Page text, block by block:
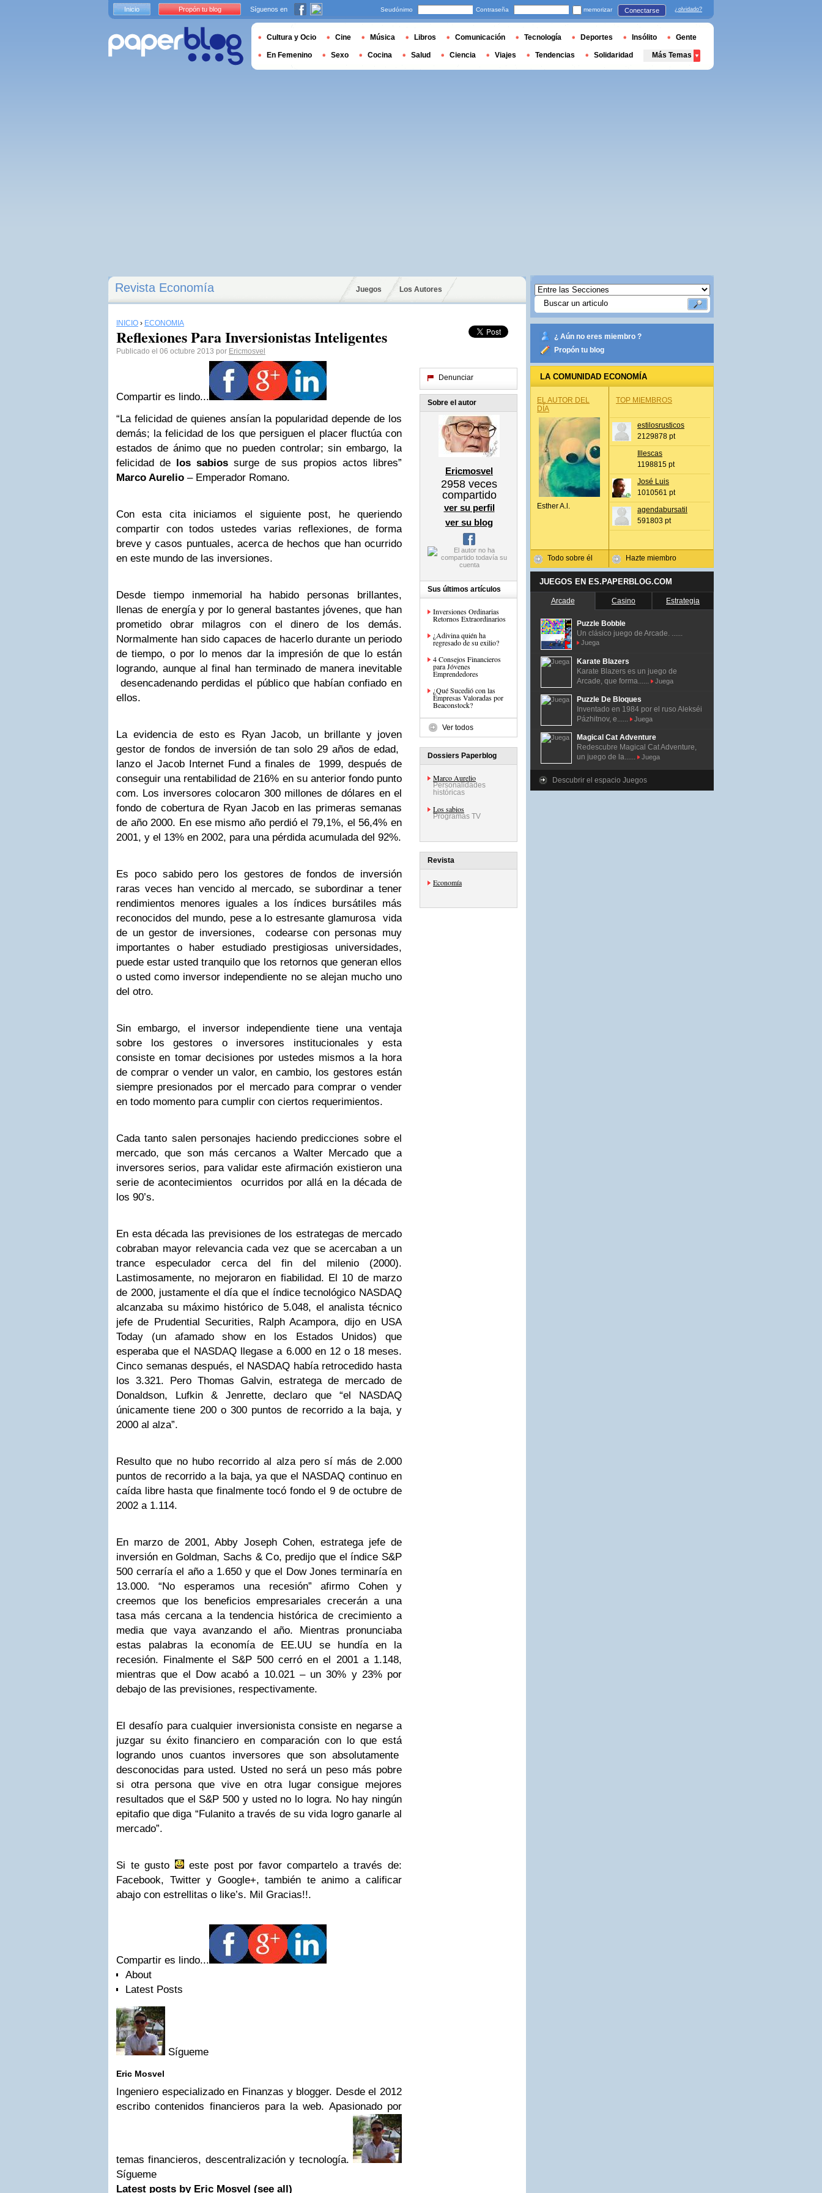
Revista Economía Juegos Los Autores
INICIO › ECONOMÍA
Reflexiones Para Inversionistas Inteligentes
Publicado el 06 octubre 2013 por Ericmosvel
Compartir es lindo...
“La felicidad de quienes ansían la popularidad depende de los
demás; la felicidad de los que persiguen el placer fluctúa con
estados de ánimo que no pueden controlar; sin embargo, la
felicidad de los sabios surge de sus propios actos libres”
Marco Aurelio – Emperador Romano.
Con esta cita iniciamos el siguiente post, he queriendo
compartir con todos ustedes varias reflexiones, de forma
breve y casos puntuales, acerca de hechos que han ocurrido
en este mundo de las inversiones.
Desde tiempo inmemorial ha habido personas brillantes,
llenas de energía y por lo general bastantes jóvenes, que han
prometido obrar milagros con el dinero de los demás.
Normalmente han sido capaces de hacerlo durante un periodo
de tiempo, o por lo menos dar la impresión de que lo están
logrando, aunque al final han terminado de manera inevitable
desencadenando perdidas el público que habían confiado en
ellos.
La evidencia de esto es Ryan Jacob, un brillante y joven
gestor de fondos de inversión de tan solo 29 años de edad,
lanzo el Jacob Internet Fund a finales de 1999, después de
conseguir una rentabilidad de 216% en su anterior fondo punto
com. Los inversores colocaron 300 millones de dólares en el
fondo de cobertura de Ryan Jacob en las primeras semanas
de año 2000. En ese mismo año perdió el 79,1%, el 56,4% en
2001, y el 13% en 2002, para una pérdida acumulada del 92%.
Es poco sabido pero los gestores de fondos de inversión
raras veces han vencido al mercado, se subordinar a tener
rendimientos menores iguales a los índices bursátiles más
reconocidos del mundo, pese a loestresante glamurosa vida
de un gestor de inversiones, codearse con personas muy
importantes o haber estudiado prestigiosas universidades,
puede estar usted tranquilo que los retornos que generan ellos
o usted como inversor independiente no se alejan mucho uno
del otro.
Sin embargo, el inversor independiente tiene una ventaja
sobre los gestores o inversores institucionales y esta
consiste en tomar decisiones por ustedes mismos a la hora
de comprar o vender un valor, en cambio, los gestores están
siempre presionados por el mercado para comprar o vender
en todo momento para cumplir con ciertos requerimientos.
Cada tanto salen personajes haciendo predicciones sobre el
mercado, que son más cercanos a Walter Mercado que a
inversores serios, para validar este afirmación existieron una
serie de acontecimientos ocurridos por allá en la década de
los 90’s.
En esta década las previsiones de los estrategas de mercado
cobraban mayor relevancia cada vez que se acercaban a un
trance especulador cerca del fin del milenio (2000).
Lastimosamente, no mejoraron en fiabilidad. El 10 de marzo
de 2000, justamente el día que el índice tecnológico NASDAQ
alcanzaba su máximo histórico de 5.048, el analista técnico
jefe de Prudential Securities, Ralph Acampora, dijo en USA
Today (un afamado show en los Estados Unidos) que
esperaba que el NASDAQ llegase a 6.000 en 12 o 18 meses.
Cinco semanas después, el NASDAQ había retrocedido hasta
los 3.321. Pero Thomas Galvin, estratega de mercado de
Donaldson, Lufkin & Jenrette, declaro que “el NASDAQ
únicamente tiene 200 o 300 puntos de recorrido a la baja, y
2000 al alza”.
Resulto que no hubo recorrido al alza pero sí más de 2.000
puntos de recorrido a la baja, ya que el NASDAQ continuo en
caída libre hasta que finalmente tocó fondo el 9 de octubre de
2002 a 1.114.
En marzo de 2001, Abby Joseph Cohen, estratega jefe de
inversión en Goldman, Sachs & Co, predijo que el índice S&P
500 cerraría el año a 1.650 y que el Dow Jones terminaría en
13.000. “No esperamos una recesión” afirmo Cohen y
creemos que los beneficios empresariales crecerán a una
tasa más cercana a la tendencia histórica de crecimiento a
media que vaya avanzando el año. Mientras pronunciaba
estas palabras la economía de EE.UU se hundía en la
recesión. Finalmente el S&P 500 cerró en el 2001 a 1.148,
mientras que el Dow acabó a 10.021 – un 30% y 23% por
debajo de las previsiones, respectivamente.
El desafío para cualquier inversionista consiste en negarse a
juzgar su éxito financiero en comparación con lo que está
logrando unos cuantos inversores que son absolutamente
desconocidas para usted. Usted no será un peso más pobre
si otra persona que vive en otra lugar consigue mejores
resultados que el S&P 500 y usted no lo logra. No hay ningún
epitafio que diga “Fulanito a través de su vida logro ganarle al
mercado”.
Si te gusto
este post por favor compartelo a través de:
Facebook, Twitter y Google+, también te animo a calificar
abajo con estrellitas o like’s. Mil Gracias!!.
Compartir es lindo...
About
Latest Posts
Sígueme
Eric Mosvel
Ingeniero especializado en Finanzas y blogger. Desde el 2012
escribo contenidos financieros para la web. Apasionado por
temas financieros, descentralización y tecnología.
Sígueme
Latest posts by Eric Mosvel (see all)
Denunciar
Sobre el autor
Ericmosvel
2958 veces
compartido
ver su perfil
ver su blog
Sus últimos artículos
Inversiones Ordinarias
Retornos Extraordinarios
¿Adivina quién ha
regresado de su exilio?
4 Consejos Financieros
para Jóvenes
Emprendedores
¿Qué Sucedió con las
Empresas Valoradas por
Beaconstock?
Ver todos
Dossiers Paperblog
Marco Aurelio
Personalidades
históricas
Los sabios
Programas TV
Revista
Economía
¿ Aún no eres miembro ?
Propón tu blog
LA COMUNIDAD ECONOMÍA
EL AUTOR DEL
DÍA
Esther A.l.
Todo sobre él
TOP MIEMBROS
estilosrusticos
2129878 pt
Illescas
1198815 pt
José Luis
1010561 pt
agendabursatil
591803 pt
Hazte miembro
JUEGOS EN ES.PAPERBLOG.COM
Arcade Casino Estrategia
Puzzle Bobble
Un clásico juego de Arcade. ......
Juega
Karate Blazers
Karate Blazers es un juego de
Arcade, que forma......
Juega
Puzzle De Bloques
Inventado en 1984 por el ruso Alekséi
Pázhitnov, e......
Juega
Magical Cat Adventure
Redescubre Magical Cat Adventure,
un juego de la......
Juega
Descubrir el espacio Juegos
Inicio Propón tu blog Síguenos en Seudónimo Contraseña memorizar Conectarse ¿olvidado?
Cultura y Ocio Cine Música Libros Comunicación Tecnología Deportes Insólito Gente
En Femenino Sexo Cocina Salud Ciencia Viajes Tendencias Solidaridad Más Temas